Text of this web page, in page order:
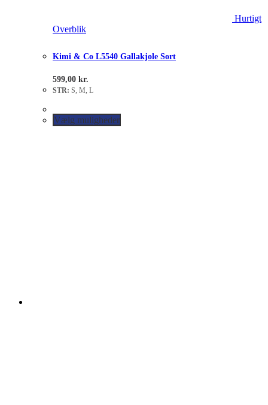
Hurtigt
Overblik
Kimi & Co L5540 Gallakjole Sort
599,00 kr.
STR: S, M, L
Vælg muligheder